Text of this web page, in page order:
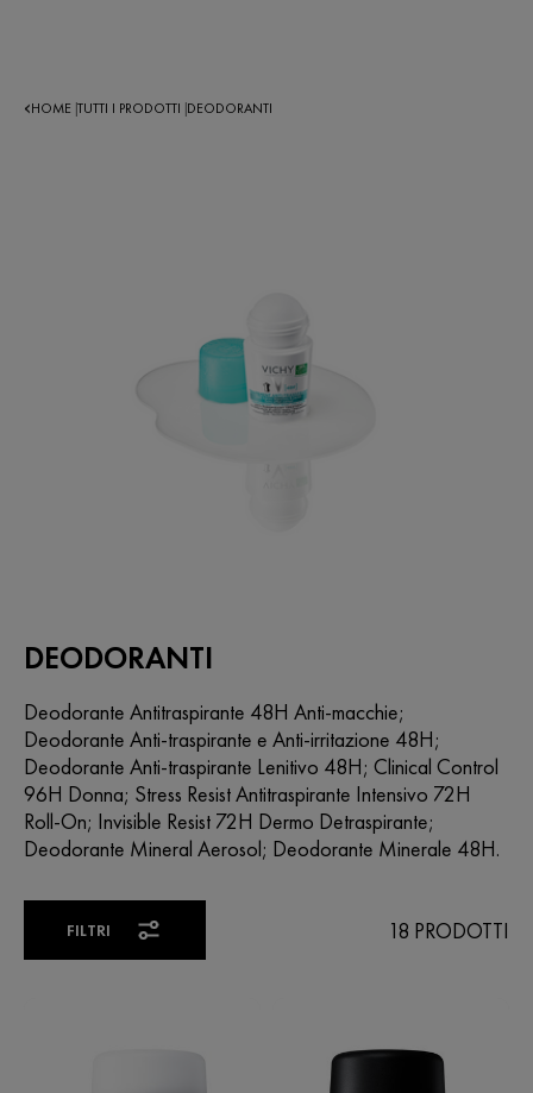
HOME TUTTI I PRODOTTI DEODORANTI
DEODORANTI
Deodorante Antitraspirante 48H Anti-macchie;
Deodorante Anti-traspirante e Anti-irritazione 48H;
Deodorante Anti-traspirante Lenitivo 48H; Clinical Control
96H Donna; Stress Resist Antitraspirante Intensivo 72H
Roll-On; Invisible Resist 72H Dermo Detraspirante;
Deodorante Mineral Aerosol; Deodorante Minerale 48H.
FILTRI 18 PRODOTTI